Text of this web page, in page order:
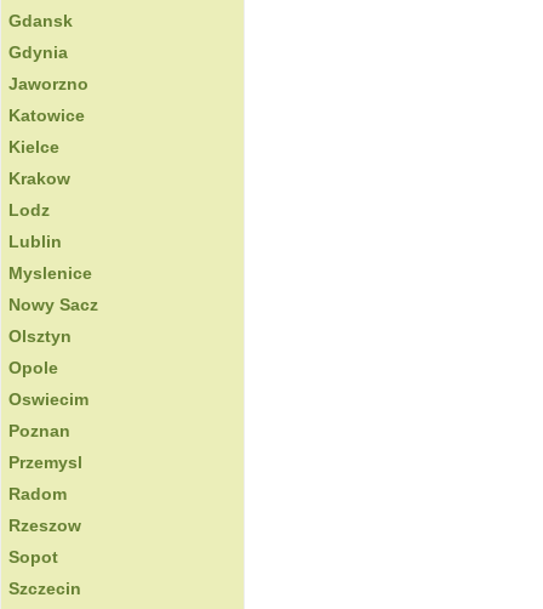
Gdansk
Gdynia
Jaworzno
Katowice
Kielce
Krakow
Lodz
Lublin
Myslenice
Nowy Sacz
Olsztyn
Opole
Oswiecim
Poznan
Przemysl
Radom
Rzeszow
Sopot
Szczecin